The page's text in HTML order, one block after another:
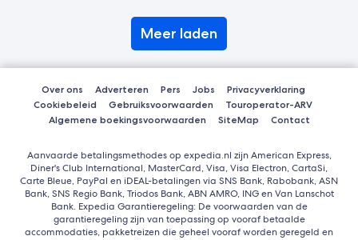
Meer laden
Over ons Adverteren Pers Jobs
Privacyverklaring
Cookiebeleid
Gebruiksvoorwaarden
Touroperator-ARV
Algemene boekingsvoorwaarden
SiteMap Contact
Aanvaarde betalingsmethodes op expedia.nl zijn American Express,
Diner's Club International, MasterCard, Visa, Visa Electron, CartaSi,
Carte Bleue, PayPal en iDEAL-betalingen via SNS Bank, Rabobank, ASN
Bank, SNS Regio Bank, Triodos Bank, ABN AMRO, ING en Van Lanschot
Bank. Expedia Garantieregeling: De voorwaarden van de
garantieregeling zijn van toepassing op vooraf betaalde
accommodaties, pakketreizen die geheel vooraf worden geregeld en